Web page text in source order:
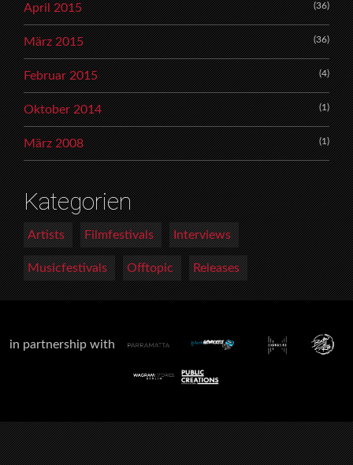
April 2015 (36)
März 2015 (36)
Februar 2015 (4)
Oktober 2014 (1)
März 2008 (1)
Kategorien
Artists Filmfestivals Interviews
Musicfestivals Offtopic Releases
in partnership with